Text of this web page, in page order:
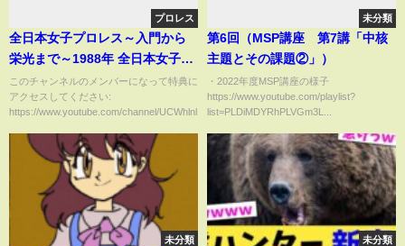
プロレス
全日本女子プロレス～入門から
栄光まで～1988年 全日本女子プ
ロレス公式
このチャンネルのメンバーになって特典に
アクセスしてください:
https://www.youtube.com/channel/UCWhlnl...
未分類
第6回（MSP講座 第7講「中核
主題とその課題②」）
・2022年度MSP講座の様子
https://www.youtube.com/playlist?
list=PLDiMDYRhPLVGm3L...
未分類 未分類